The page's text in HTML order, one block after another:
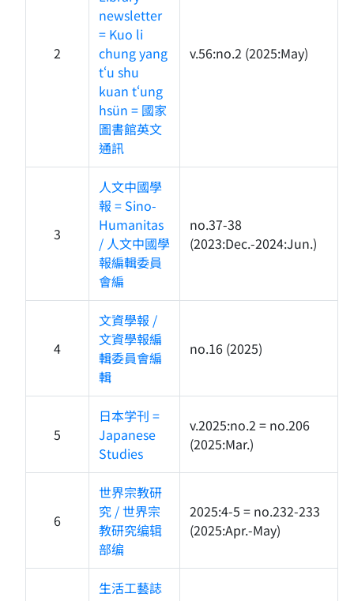
2
newsletter
= Kuo li
chung yang
tʻu shu
kuan tʻung
hsün = 國家
圖書館英文
通訊
v.56:no.2 (2025:May)
3
人文中國學
報 = Sino-
Humanitas
/ 人文中國學
報編輯委員
會編
no.37-38
(2023:Dec.-2024:Jun.)
4
文資學報 /
文資學報編
輯委員會編
輯
no.16 (2025)
5
日本学刊 =
Japanese
Studies
v.2025:no.2 = no.206
(2025:Mar.)
6
世界宗教研
究 / 世界宗
教研究编辑
部编
2025:4-5 = no.232-233
(2025:Apr.-May)
生活工藝誌